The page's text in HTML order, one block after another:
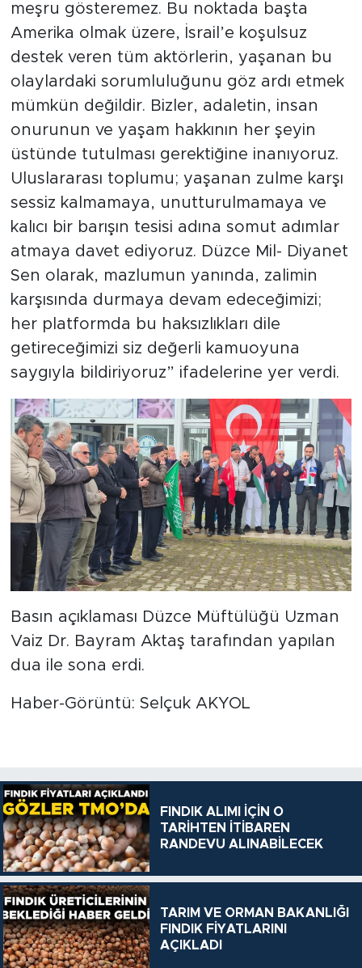
meşru gösteremez. Bu noktada başta
Amerika olmak üzere, İsrail’e koşulsuz
destek veren tüm aktörlerin, yaşanan bu
olaylardaki sorumluluğunu göz ardı etmek
mümkün değildir. Bizler, adaletin, insan
onurunun ve yaşam hakkının her şeyin
üstünde tutulması gerektiğine inanıyoruz.
Uluslararası toplumu; yaşanan zulme karşı
sessiz kalmamaya, unutturulmamaya ve
kalıcı bir barışın tesisi adına somut adımlar
atmaya davet ediyoruz. Düzce Mil- Diyanet
Sen olarak, mazlumun yanında, zalimin
karşısında durmaya devam edeceğimizi;
her platformda bu haksızlıkları dile
getireceğimizi siz değerli kamuoyuna
saygıyla bildiriyoruz” ifadelerine yer verdi.
Basın açıklaması Düzce Müftülüğü Uzman
Vaiz Dr. Bayram Aktaş tarafından yapılan
dua ile sona erdi.
Haber-Görüntü: Selçuk AKYOL
FINDIK ALIMI İÇİN O
TARİHTEN İTİBAREN
RANDEVU ALINABİLECEK
TARIM VE ORMAN BAKANLIĞI
FINDIK FİYATLARINI
AÇIKLADI